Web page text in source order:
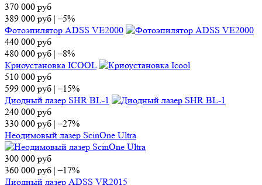
370 000 руб
389 000 руб |–5%
Фотоэпилятор ADSS VE2000
440 000 руб
480 000 руб |–8%
Криоустановка ICOOL
510 000 руб
599 000 руб |–15%
Диодный лазер SHR BL-1
240 000 руб
330 000 руб |–27%
Неодимовый лазер ScinOne Ultra
300 000 руб
360 000 руб |–17%
Диодный лазер ADSS VR2015